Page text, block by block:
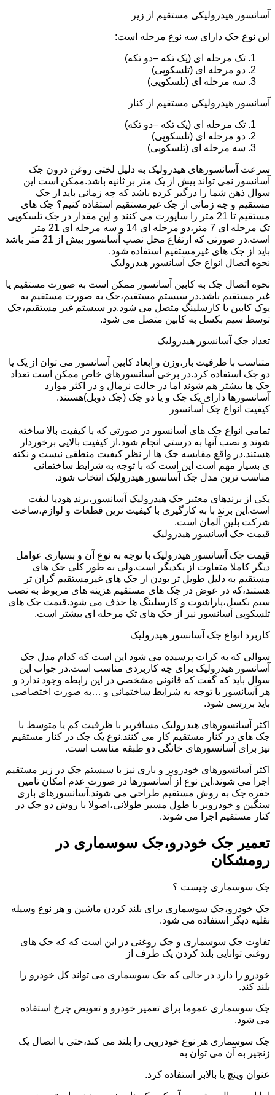
آسانسور هیدرولیکی مستقیم از زیر
این نوع جک دارای سه نوع مرحله است:
تک مرحله ای (یک تکه –دو تکه)
دو مرحله ای (تلسکوپی)
سه مرحله ای (تلسکوپی)
آسانسور هیدرولیکی مستقیم از کنار
تک مرحله ای (یک تکه –دو تکه)
دو مرحله ای (تلسکوپی)
سه مرحله ای (تلسکوپی)
سرعت آسانسورهای هیدرولیک به دلیل لختی روغن درون جک
آسانسور نمی تواند بیش از یک متر بر ثانیه باشد.ممکن است این
سوال ذهن شما را درگیر کرده باشد که چه زمانی باید از جک
مستقیم و چه زمانی از جک غیرمستقیم استفاده کنیم؟ جک های
مستقیم تا 21 متر را ساپورت می کنند و این مقدار در جک تلسکوپی
تک مرحله ای 7 متر،دو مرحله ای 14 و سه مرحله ای 21 متر
است.در صورتی که ارتفاع محل نصب آسانسور بیش از 21 متر باشد
باید از جک های غیرمستقیم استفاده شود.
نحوه اتصال انواع جک آسانسور هیدرولیک
نحوه اتصال جک به کابین آسانسور ممکن است به صورت مستقیم یا
غیر مستقیم باشد.در سیستم مستقیم،جک به صورت مستقیم به
یوک کابین یا کارسلینگ متصل می شود.در سیستم غیر مستقیم،جک
توسط سیم بکسل به کابین متصل می شود.
تعداد جک آسانسور هیدرولیک
متناسب با ظرفیت بار،وزن و ابعاد کابین آسانسور می توان از یک یا
دو جک استفاده کرد.در برخی آسانسورهای خاص ممکن است تعداد
جک ها بیشتر هم شوند اما در حالت نرمال و در اکثر موارد
آسانسورها دارای یک جک و یا دو جک (جک دوبل)هستند.
کیفیت انواع جک آسانسور
تمامی انواع جک های آسانسور در صورتی که با کیفیت بالا ساخته
شوند و نصب آنها به درستی انجام شود،از کیفیت بالایی برخوردار
هستند.در واقع مقایسه جک ها از نظر کیفیت منطقی نیست و نکته
ی بسیار مهم است این است که با توجه به شرایط ساختمانی
مناسب ترین مدل جک آسانسور هیدرولیک انتخاب شود.
یکی از برندهای معتبر جک هیدرولیک آسانسور،برند هودپا لیفت
است.این برند با به کارگیری با کیفیت ترین قطعات و لوازم،ساخت
شرکت بلین آلمان است.
قیمت جک آسانسور هیدرولیک
قیمت جک آسانسور هیدرولیک با توجه به نوع آن و بسیاری عوامل
دیگر کاملا متفاوت از یکدیگر است.ولی به طور کلی جک های
مستقیم به دلیل طویل تر بودن از جک های غیرمستقیم گران تر
هستند،که در عوض در جک های مستقیم هزینه های مربوط به نصب
سیم بکسل،پاراشوت و کارسلینگ ها حذف می شود.قیمت جک های
تلسکوپی آسانسور نیز از جک های تک مرحله ای بیشتر است.
کاربرد انواع جک آسانسور هیدرولیک
سوالی که به کرات پرسیده می شود این است که کدام مدل جک
آسانسور هیدرولیک برای چه کاربردی مناسب است.در جواب این
سوال باید که گفت که قانونی مشخصی در این رابطه وجود ندارد و
هر آسانسور با توجه به شرایط ساختمانی و …به صورت اختصاصی
باید بررسی شود.
اکثر آسانسورهای هیدرولیک مسافربر با ظرفیت کم یا متوسط با
جک های در کنار مستقیم کار می کنند.نوع یک جک در کنار مستقیم
نیز برای آسانسورهای خانگی دو طبقه مناسب است.
اکثر آسانسورهای خودروبر و باری نیز با سیستم جک در زیر مستقیم
اجرا می شوند.این نوع از آسانسورها در صورت عدم امکان تامین
حفره جک به روش مستقیم طراحی می شوند.آسانسورهای باری
سنگین و خودروبر با طول مسیر طولانی،اصولا با روش دو جک در
کنار مستقیم اجرا می شوند.
تعمیر جک خودرو،جک سوسماری در
رومشکان
جک سوسماری چیست ؟
جک خودرو،جک سوسماری برای بلند کردن ماشین و هر نوع وسیله
نقلیه دیگر استفاده می شود.
تفاوت جک سوسماری و جک روغنی در این است که که جک های
روغنی توانایی بلند کردن یک طرف از
خودرو را دارد در حالی که جک سوسماری می تواند کل خودرو را
بلند کند.
جک سوسماری عموما برای تعمیر خودرو و تعویض چرخ استفاده
می شود.
جک سوسماری هر نوع خودرویی را بلند می کند،حتی با اتصال یک
زنجیر به آن می توان به
عنوان وینچ یا بالابر استفاده کرد.